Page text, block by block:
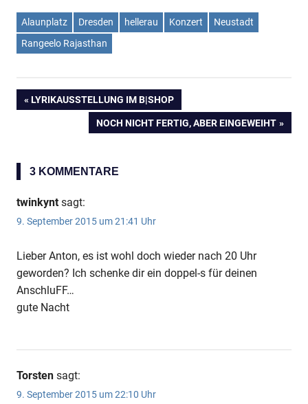
Alaunplatz Dresden hellerau Konzert
Neustadt
Rangeelo Rajasthan
Beitragsnavigation
VORHERIGER
LYRIKAUSSTELLUNG IM B|SHOP
NÄCHSTER
NOCH NICHT FERTIG, ABER EINGEWEIHT
3 KOMMENTARE
twinkynt sagt:
9. September 2015 um 21:41 Uhr
Lieber Anton, es ist wohl doch wieder nach 20 Uhr
geworden? Ich schenke dir ein doppel-s für deinen
AnschluFF…
gute Nacht
Torsten sagt:
9. September 2015 um 22:10 Uhr